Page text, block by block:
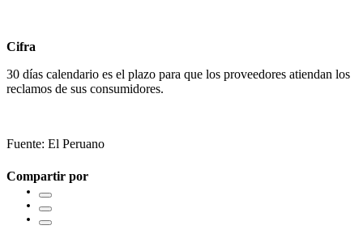
Cifra
30 días calendario es el plazo para que los proveedores atiendan los
reclamos de sus consumidores.
Fuente: El Peruano
Compartir por